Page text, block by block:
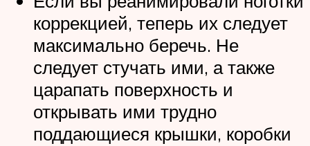
коррекцией, теперь их следует
максимально беречь. Не
следует стучать ими, а также
царапать поверхность и
открывать ими трудно
поддающиеся крышки, коробки